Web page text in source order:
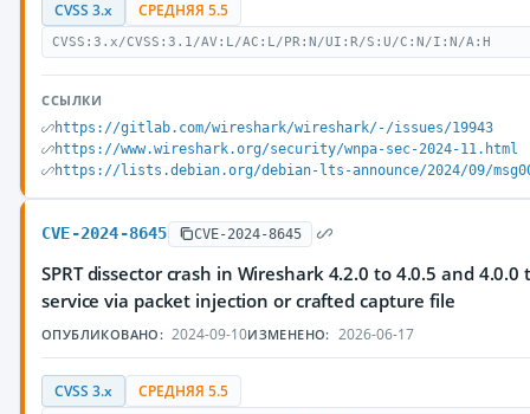
CVSS 3.x СРЕДНЯЯ 5.5
CVSS:3.x/CVSS:3.1/AV:L/AC:L/PR:N/UI:R/S:U/C:N/I:N/A:H
ССЫЛКИ
https://gitlab.com/wireshark/wireshark/-/issues/19943
https://www.wireshark.org/security/wnpa-sec-2024-11.html
https://lists.debian.org/debian-lts-announce/2024/09/
CVE-2024-8645 CVE-2024-8645
SPRT dissector crash in Wireshark 4.2.0 to 4.0.5 and
service via packet injection or crafted capture file
ОПУБЛИКОВАНО: 2024-09-10ИЗМЕНЕНО: 2026-06-17
CVSS 3.x СРЕДНЯЯ 5.5